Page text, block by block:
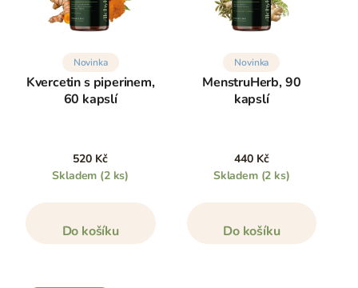
Novinka
Kvercetin s piperinem,
60 kapslí
520 Kč
Skladem (2 ks)
Do košíku
Novinka
MenstruHerb, 90
kapslí
440 Kč
Skladem (2 ks)
Do košíku